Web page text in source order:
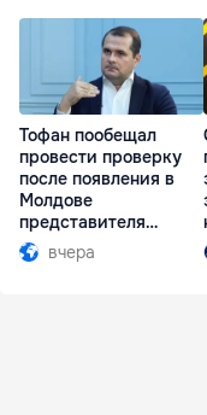
Тофан пообещал
провести проверку
после появления в
Молдове
представителя
Южной Осетии
вчера